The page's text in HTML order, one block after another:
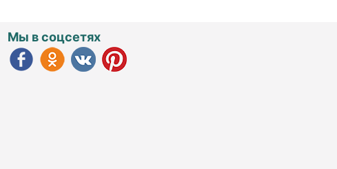
Мы в соцсетях